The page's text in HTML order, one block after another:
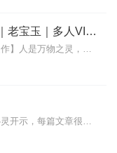
蛊真人｜大爱仙尊｜热血｜老宝玉｜多人VIP免费有声剧
内容简介【黑暗文反派流封神之作】人是万物之灵，蛊是天地真精。一个穿越者不断重生的故事。一个养蛊、炼蛊、用蛊的奇特世界。配音组（男角色）老宝玉旁白...
这是加措活佛对于广大读者的心灵开示，每篇文章很短，却不乏给予心灵力量的源泉，深入浅出，生动形象……，让听者反观内心，正视自己，树立正确的人生方向和生活态度，乐观...